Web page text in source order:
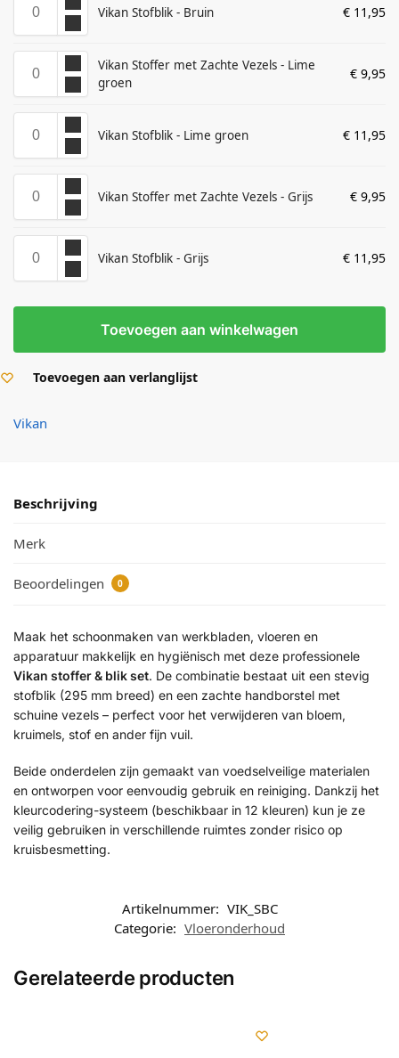
Vikan Stofblik - Bruin € 11,95
Vikan Stoffer met Zachte Vezels - Lime
groen
€ 9,95
Vikan Stofblik - Lime groen € 11,95
Vikan Stoffer met Zachte Vezels - Grijs € 9,95
Vikan Stofblik - Grijs € 11,95
Toevoegen aan winkelwagen
Toevoegen aan verlanglijst
Vikan
Beschrijving
Merk
Beoordelingen 0
Maak het schoonmaken van werkbladen, vloeren en
apparatuur makkelijk en hygiënisch met deze professionele
Vikan stoffer & blik set. De combinatie bestaat uit een stevig
stofblik (295 mm breed) en een zachte handborstel met
schuine vezels – perfect voor het verwijderen van bloem,
kruimels, stof en ander fijn vuil.
Beide onderdelen zijn gemaakt van voedselveilige materialen
en ontworpen voor eenvoudig gebruik en reiniging. Dankzij het
kleurcodering-systeem (beschikbaar in 12 kleuren) kun je ze
veilig gebruiken in verschillende ruimtes zonder risico op
kruisbesmetting.
Artikelnummer: VIK_SBC
Categorie: Vloeronderhoud
Gerelateerde producten